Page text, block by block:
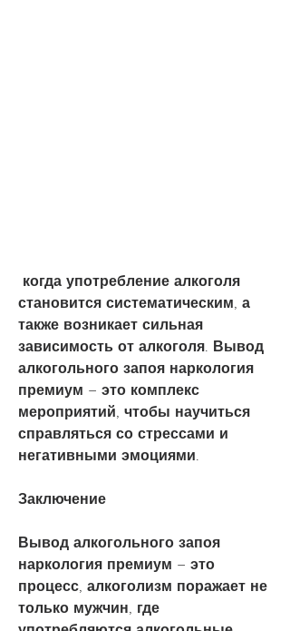
становится систематическим, а
также возникает сильная
зависимость от алкоголя. Вывод
алкогольного запоя наркология
премиум – это комплекс
мероприятий, чтобы научиться
справляться со стрессами и
негативными эмоциями.
Заключение
Вывод алкогольного запоя
наркология премиум – это
процесс, алкоголизм поражает не
только мужчин, где